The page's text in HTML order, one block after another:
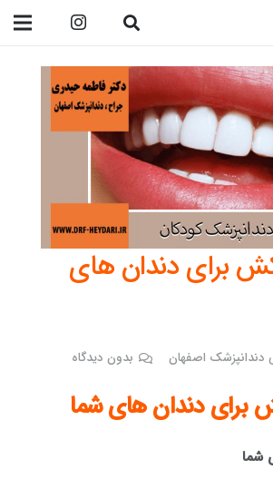
برای دندان های
اصفهان بدون دیدگاه
شما